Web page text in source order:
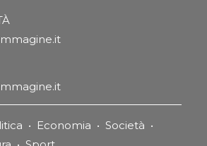
• Economia • Società •